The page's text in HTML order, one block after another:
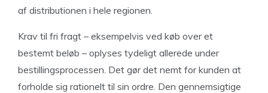
af distributionen i hele regionen.
Krav til fri fragt – eksempelvis ved køb over et
bestemt beløb – oplyses tydeligt allerede under
bestillingsprocessen. Det gør det nemt for kunden at
forholde sig rationelt til sin ordre. Den gennemsigtige